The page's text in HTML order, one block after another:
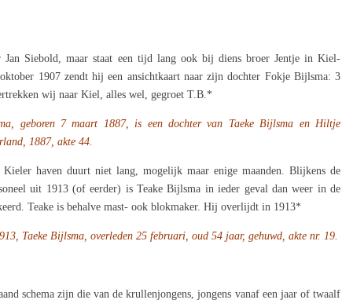
Siebold, maar staat een tijd lang ook bij diens broer Jentje in Kiel-
1907 zendt hij een ansichtkaart naar zijn dochter Fokje Bijlsma: 3
wij naar Kiel, alles wel, gegroet T.B.*
geboren 7 maart 1887, is een dochter van Taeke Bijlsma en Hiltje
1887, akte 44.
haven duurt niet lang, mogelijk maar enige maanden. Blijkens de
uit 1913 (of eerder) is Teake Bijlsma in ieder geval dan weer in de
Teake is behalve mast- ook blokmaker. Hij overlijdt in 1913*
Taeke Bijlsma, overleden 25 februari, oud 54 jaar, gehuwd, akte nr. 19.
schema zijn die van de krullenjongens, jongens vanaf een jaar of twaalf